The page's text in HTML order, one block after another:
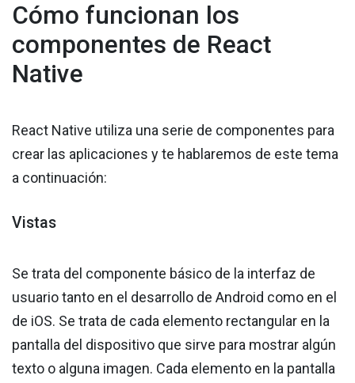
Cómo funcionan los
componentes de React
Native
React Native utiliza una serie de componentes para
crear las aplicaciones y te hablaremos de este tema
a continuación:
Vistas
Se trata del componente básico de la interfaz de
usuario tanto en el desarrollo de Android como en el
de iOS. Se trata de cada elemento rectangular en la
pantalla del dispositivo que sirve para mostrar algún
texto o alguna imagen. Cada elemento en la pantalla